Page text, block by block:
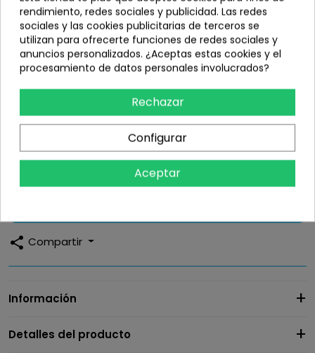
No Gracias/Sin Solicitud de
Reparación
Recogida en Domicilio (+8,10€) +
Reparación (+48,40€) 56,50 €
Indicaciones para tramitar la recogida en casa
42,35 €
share Compartir
Información
Detalles del producto
rendimiento, redes sociales y publicidad. Las redes
sociales y las cookies publicitarias de terceros se
utilizan para ofrecerte funciones de redes sociales y
anuncios personalizados. ¿Aceptas estas cookies y el
procesamiento de datos personales involucrados?
Rechazar
Configurar
Aceptar